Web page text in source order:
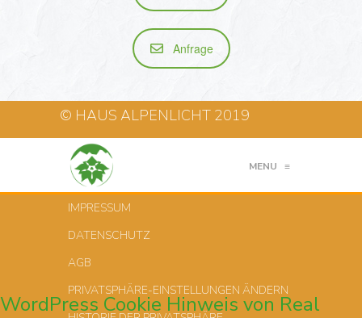
Anfrage
© HAUS ALPENLICHT 2019
MENU ≡
IMPRESSUM
DATENSCHUTZ
AGB
PRIVATSPHÄRE-EINSTELLUNGEN ÄNDERN
WordPress Cookie Hinweis von Real